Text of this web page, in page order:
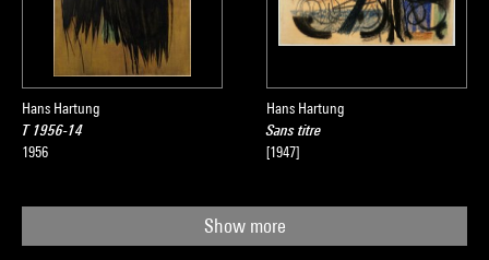
Hans Hartung
T 1956-14
1956
Hans Hartung
Sans titre
[1947]
Show more